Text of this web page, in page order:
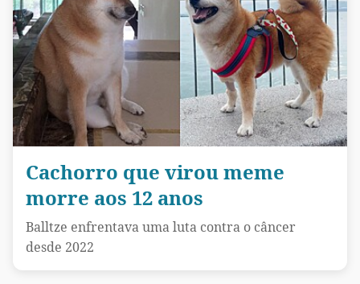
Cachorro que virou meme
morre aos 12 anos
Balltze enfrentava uma luta contra o câncer
desde 2022